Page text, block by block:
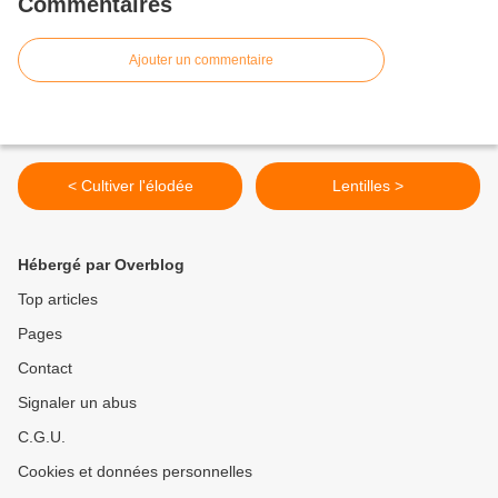
Ajouter un commentaire
< Cultiver l'élodée Lentilles >
Hébergé par Overblog
Top articles
Pages
Contact
Signaler un abus
C.G.U.
Cookies et données personnelles